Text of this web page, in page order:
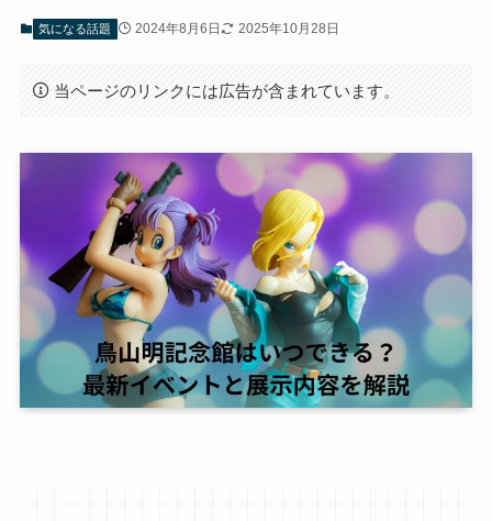
気になる話題 2024年8月6日 2025年10月28日
当ページのリンクには広告が含まれています。